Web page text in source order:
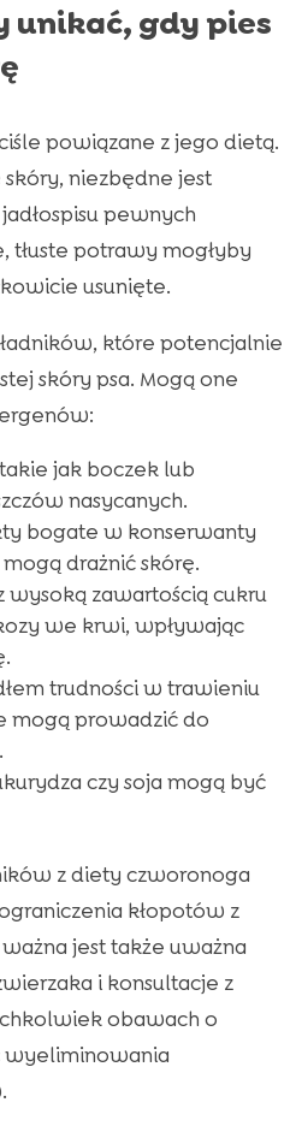
gdy pies
powiązane z jego dietą.
niezbędne jest
pewnych
tłuste potrawy mogłyby
usunięte.
które potencjalnie
skóry psa. Mogą one
jak boczek lub
nasycanych.
bogate w konserwanty
drażnić skórę.
wysoką zawartością cukru
we krwi, wpływając
trudności w trawieniu
mogą prowadzić do
czy soja mogą być
z diety czworonoga
kłopotów z
jest także uważna
i konsultacje z
obawach o
wyeliminowania